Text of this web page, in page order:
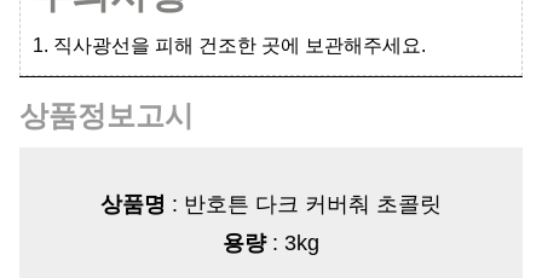
1. 직사광선을 피해 건조한 곳에 보관해주세요.
상품정보고시
상품명 : 반호튼 다크 커버춰 초콜릿
용량 : 3kg